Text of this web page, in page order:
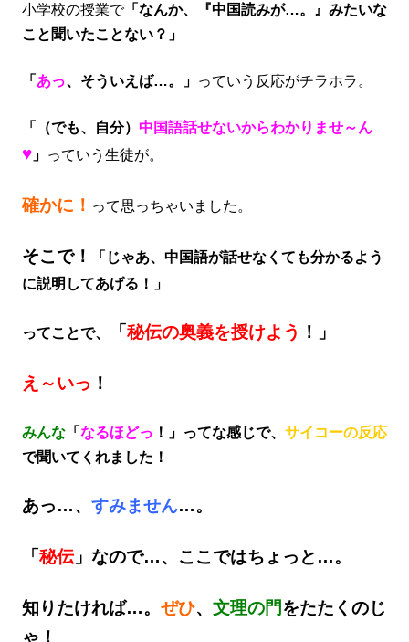
小学校の授業で「なんか、『中国読みが…。』みたいな
こと聞いたことない？」
「 あっ、そういえば…。」 っていう反応がチラホラ。
「（でも、自分） 中国語話せないからわかりませ～ん
♥ 」 っていう生徒が。
確かに！ って思っちゃいました。
そこで！
「じゃあ、中国語が話せなくても分かるよう
に説明してあげる！」
ってことで、 「 秘伝の奥義を授けよう ！」
え～いっ ！
みんな 「 なるほどっ ！」ってな感じで、 サイコーの反応
で聞いてくれました！
あっ…、 すみません…。
「 秘伝」なので…、ここではちょっと…。
知りたければ…。 ぜひ、 文理の門 をたたくのじ
ゃ！